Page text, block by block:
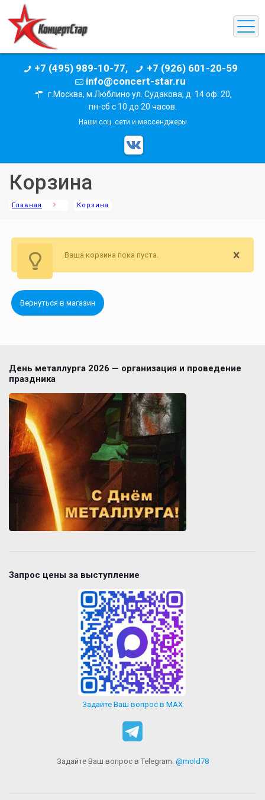
+7 (495) 989-10-77,
+7 (926) 601-20-59
info@concert-star.ru
г.Москва, м.Люблино ул. Судакова, д. 14 оф. 20,
пн-сб с 10 до 20 часов.
Наши соц. сети и мессенджеры
Корзина
Главная Корзина
Ваша корзина пока пуста.
Вернуться в магазин
День металлурга 2026 — организация и проведение
праздника
Запрос цены за выступление
Задайте Ваш вопрос в MAX
Задайте Ваш вопрос в Telegram: @mold78